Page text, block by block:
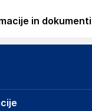
in dokumenti